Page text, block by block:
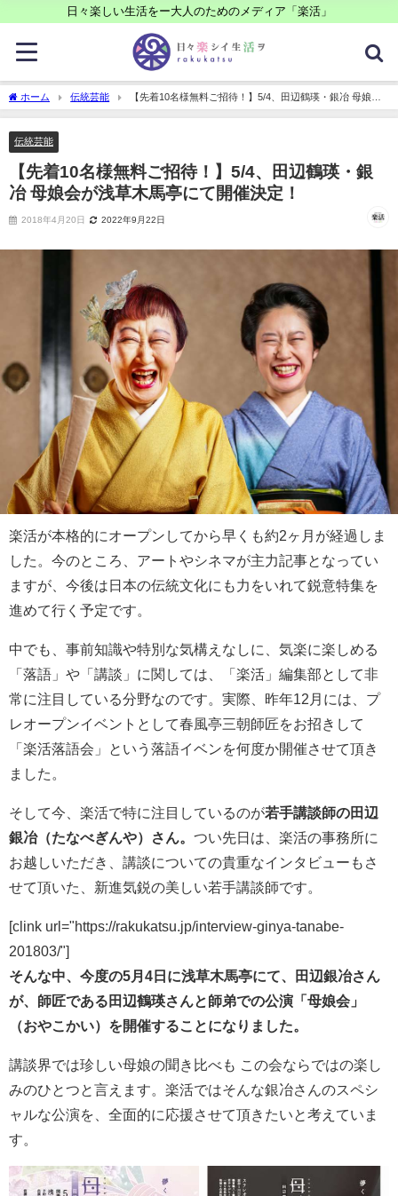
日々楽しい生活をー大人のためのメディア「楽活」
ホーム 伝統芸能
【先着10名様無料ご招待！】5/4、田辺鶴瑛・銀冶 母娘会
が浅草木馬亭にて開催決定！
伝統芸能
【先着10名様無料ご招待！】5/4、田辺鶴瑛・銀
冶 母娘会が浅草木馬亭にて開催決定！
2018年4月20日 2022年9月22日
楽活が本格的にオープンしてから早くも約2ヶ月が経過しま
した。今のところ、アートやシネマが主力記事となってい
ますが、今後は日本の伝統文化にも力をいれて鋭意特集を
進めて行く予定です。
中でも、事前知識や特別な気構えなしに、気楽に楽しめる
「落語」や「講談」に関しては、「楽活」編集部として非
常に注目している分野なのです。実際、昨年12月には、プ
レオープンイベントとして春風亭三朝師匠をお招きして
「楽活落語会」という落語イベンを何度か開催させて頂き
ました。
そして今、楽活で特に注目しているのが若手講談師の田辺
銀冶（たなべぎんや）さん。 つい先日は、楽活の事務所に
お越しいただき、講談についての貴重なインタビューもさ
せて頂いた、新進気鋭の美しい若手講談師です。
[clink url="https://rakukatsu.jp/interview-ginya-tanabe-
201803/"]
そんな中、今度の5月4日に浅草木馬亭にて、田辺銀冶さん
が、師匠である田辺鶴瑛さんと師弟での公演「母娘会」
（おやこかい）を開催することになりました。
講談界では珍しい母娘の聞き比べも この会ならではの楽し
みのひとつと言えます。楽活ではそんな銀冶さんのスペシ
ャルな公演を、全面的に応援させて頂きたいと考えていま
す。